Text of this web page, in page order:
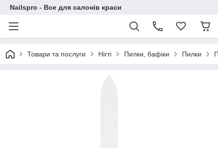
Nailspro - Все для салонів краси
Товари та послуги Нігті Пилки, бафіки Пилки